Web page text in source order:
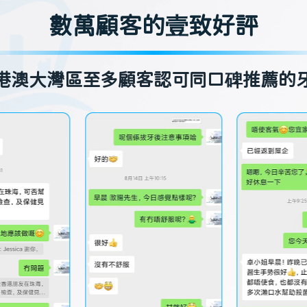
數萬顧客的壹致好評
澳大灣區至多顧客認可同口碑推薦的